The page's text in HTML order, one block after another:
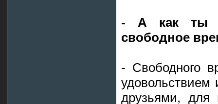
- А как ты
свободное
- Свободного
друзьями, для